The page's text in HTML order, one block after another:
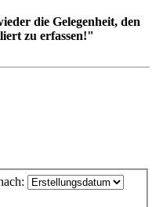
die Gelegenheit, den
zu erfassen!"